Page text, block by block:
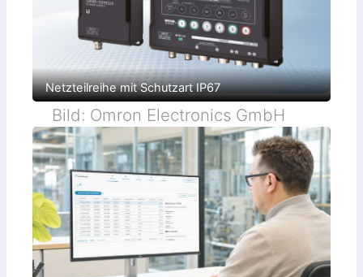
Netzteilreihe mit Schutzart IP67
Bild: Omron Electronics GmbH